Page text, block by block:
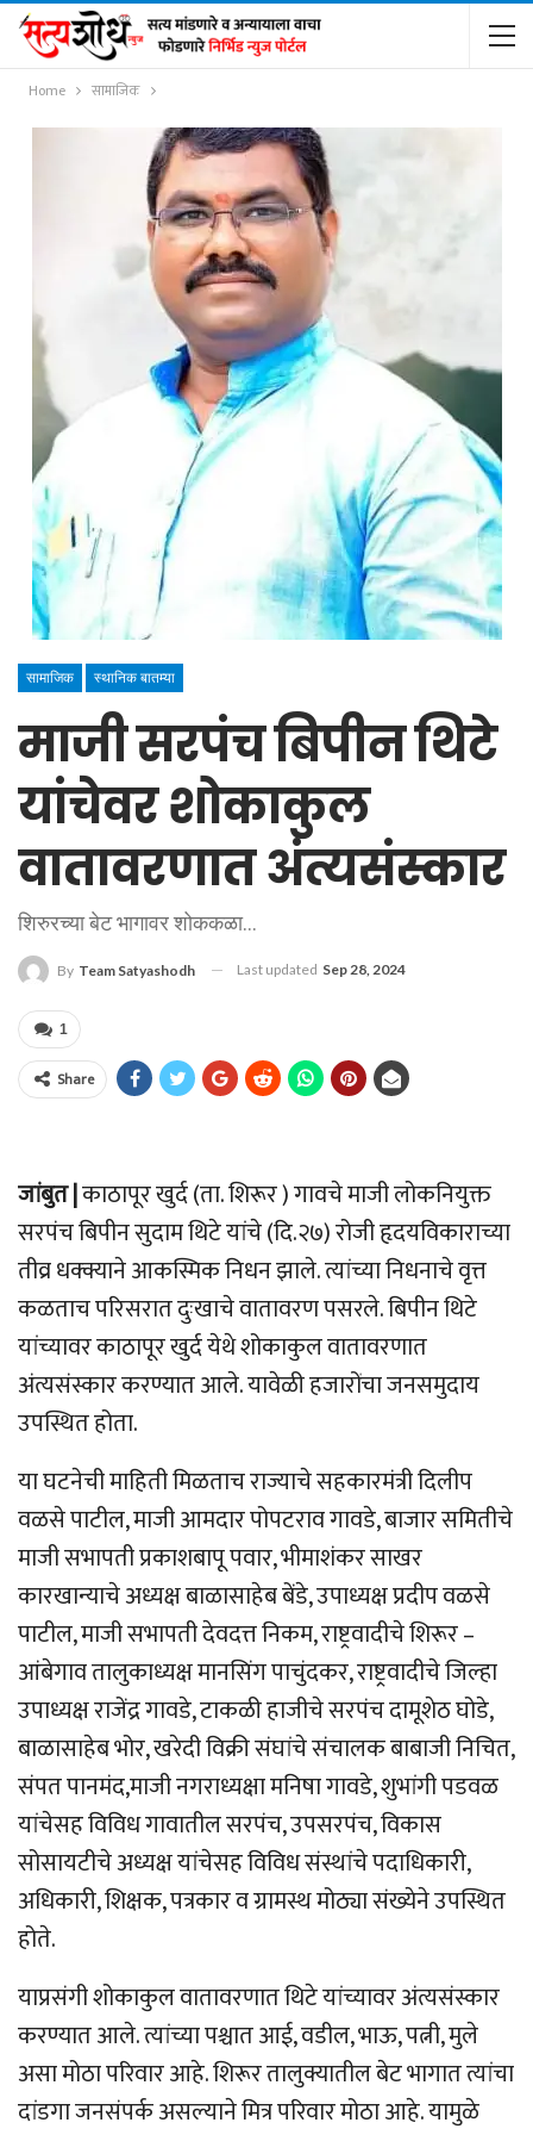
Home सामाजिक
सामाजिक स्थानिक बातम्या
माजी सरपंच बिपीन थिटे
यांचेवर शोकाकुल
वातावरणात अंत्यसंस्कार
शिरुरच्या बेट भागावर शोककळा...
By Team Satyashodh Last updated Sep 28, 2024
1
Share
जांबुत |काठापूर खुर्द (ता. शिरूर ) गावचे माजी लोकनियुक्त
सरपंच बिपीन सुदाम थिटे यांचे (दि.२७) रोजी हृदयविकाराच्या
तीव्र धक्क्याने आकस्मिक निधन झाले. त्यांच्या निधनाचे वृत्त
कळताच परिसरात दुःखाचे वातावरण पसरले. बिपीन थिटे
यांच्यावर काठापूर खुर्द येथे शोकाकुल वातावरणात
अंत्यसंस्कार करण्यात आले. यावेळी हजारोंचा जनसमुदाय
उपस्थित होता.
या घटनेची माहिती मिळताच राज्याचे सहकारमंत्री दिलीप
वळसे पाटील, माजी आमदार पोपटराव गावडे, बाजार समितीचे
माजी सभापती प्रकाशबापू पवार, भीमाशंकर साखर
कारखान्याचे अध्यक्ष बाळासाहेब बेंडे, उपाध्यक्ष प्रदीप वळसे
पाटील, माजी सभापती देवदत्त निकम, राष्ट्रवादीचे शिरूर –
आंबेगाव तालुकाध्यक्ष मानसिंग पाचुंदकर, राष्ट्रवादीचे जिल्हा
उपाध्यक्ष राजेंद्र गावडे, टाकळी हाजीचे सरपंच दामूशेठ घोडे,
बाळासाहेब भोर, खरेदी विक्री संघांचे संचालक बाबाजी निचित,
संपत पानमंद,माजी नगराध्यक्षा मनिषा गावडे, शुभांगी पडवळ
यांचेसह विविध गावातील सरपंच, उपसरपंच, विकास
सोसायटीचे अध्यक्ष यांचेसह विविध संस्थांचे पदाधिकारी,
अधिकारी, शिक्षक, पत्रकार व ग्रामस्थ मोठ्या संख्येने उपस्थित
होते.
याप्रसंगी शोकाकुल वातावरणात थिटे यांच्यावर अंत्यसंस्कार
करण्यात आले. त्यांच्या पश्चात आई, वडील, भाऊ, पत्नी, मुले
असा मोठा परिवार आहे. शिरूर तालुक्यातील बेट भागात त्यांचा
दांडगा जनसंपर्क असल्याने मित्र परिवार मोठा आहे. यामुळे